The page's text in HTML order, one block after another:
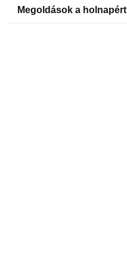
Megoldások a holnapért